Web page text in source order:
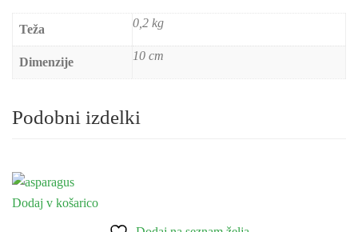
Teža 0,2 kg
Dimenzije 10 cm
Podobni izdelki
Dodaj v košarico